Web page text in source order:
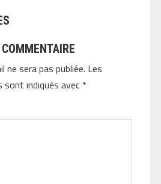
ne sera pas publiée. Les
sont indiqués avec *